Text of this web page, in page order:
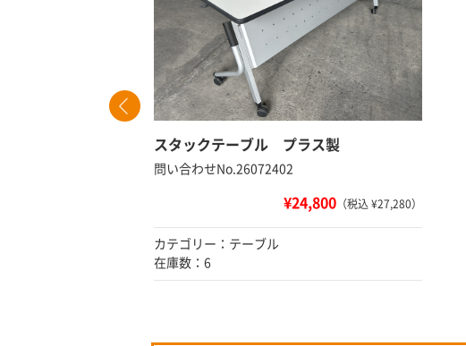
スタックテーブル プラス製
問い合わせNo.26072402
¥24,800 （税込 ¥27,280）
カテゴリー：テーブル
在庫数：6